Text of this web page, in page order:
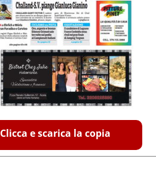
Clicca e scarica la copia